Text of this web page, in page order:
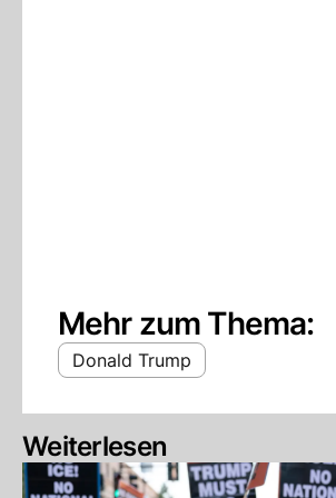
Mehr zum Thema:
Donald Trump
Weiterlesen